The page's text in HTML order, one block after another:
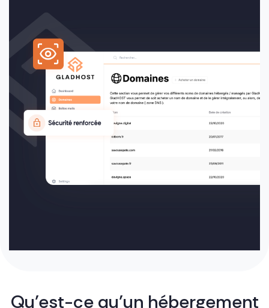
Qu’est-ce qu’un hébergement